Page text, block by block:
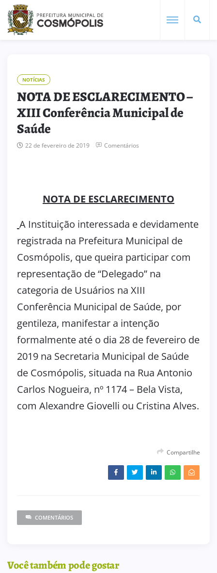
NOTÍCIAS
NOTA DE ESCLARECIMENTO –
XIII Conferência Municipal de
Saúde
22 de fevereiro de 2019 Comentários
NOTA DE ESCLARECIMENTO
A Instituição interessada e devidamente
registrada na Prefeitura Municipal de
Cosmópolis, que queira participar com
representação de “Delegado” na
categoria de Usuários na XIII
Conferência Municipal de Saúde, por
gentileza, manifestar a intenção
formalmente até o dia 28 de fevereiro de
2019 na Secretaria Municipal de Saúde
de Cosmópolis, situada na Rua Antonio
Carlos Nogueira, nº 1174 – Bela Vista,
com Alexandre Giovelli ou Cristina Alves.
Compartilhe
COMENTÁRIOS
Você também pode gostar